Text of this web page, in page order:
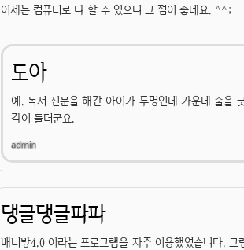
이제는 컴퓨터로 다 할 수 있으니 그 점이 좋네요. ^^;
도아
예. 독서 신문을 해간 아이가 두명인데 가운데 줄을
각이 들더군요.
댕글댕글파파
배너방4.0 이라는 프로그램을 자주 이용했었습니다.